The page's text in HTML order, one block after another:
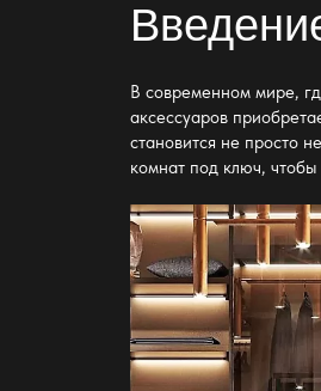
В современном мире,
аксессуаров
становится не просто
комнат под ключ,